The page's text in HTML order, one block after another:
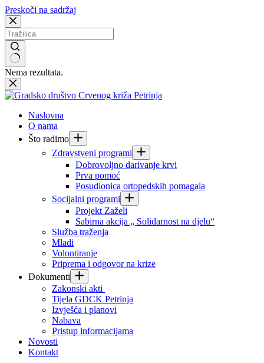
Preskoči na sadržaj
Nema rezultata.
Naslovna
O nama
Što radimo
Zdravstveni programi
Dobrovoljno darivanje krvi
Prva pomoć
Posudionica ortopedskih pomagala
Socijalni programi
Projekt Zaželi
Sabirna akcija „ Solidarnost na djelu“
Služba traženja
Mladi
Volontiranje
Priprema i odgovor na krize
Dokumenti
Zakonski akti
Tijela GDCK Petrinja
Izvješća i planovi
Nabava
Pristup informacijama
Novosti
Kontakt